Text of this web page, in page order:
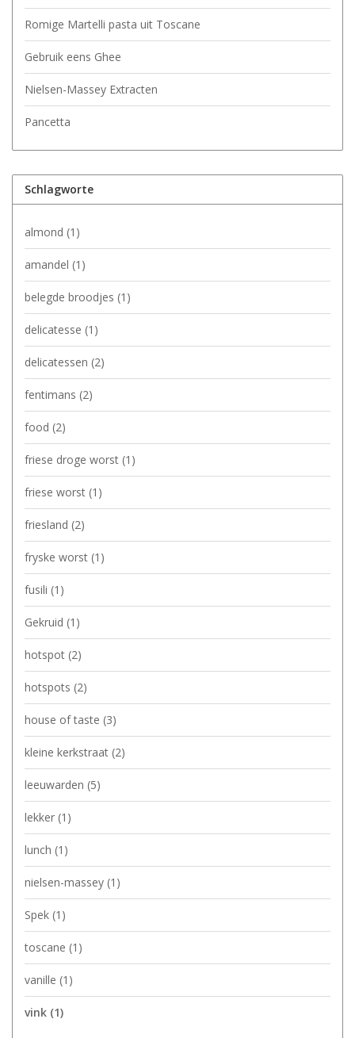
Romige Martelli pasta uit Toscane
Gebruik eens Ghee
Nielsen-Massey Extracten
Pancetta
Schlagworte
almond (1)
amandel (1)
belegde broodjes (1)
delicatesse (1)
delicatessen (2)
fentimans (2)
food (2)
friese droge worst (1)
friese worst (1)
friesland (2)
fryske worst (1)
fusili (1)
Gekruid (1)
hotspot (2)
hotspots (2)
house of taste (3)
kleine kerkstraat (2)
leeuwarden (5)
lekker (1)
lunch (1)
nielsen-massey (1)
Spek (1)
toscane (1)
vanille (1)
vink (1)